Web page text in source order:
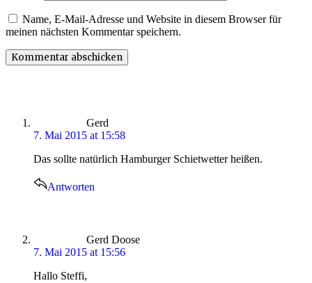
Name, E-Mail-Adresse und Website in diesem Browser für
meinen nächsten Kommentar speichern.
Gerd
7. Mai 2015 at 15:58
Das sollte natürlich Hamburger Schietwetter heißen.
Antworten
Gerd Doose
7. Mai 2015 at 15:56
Hallo Steffi,